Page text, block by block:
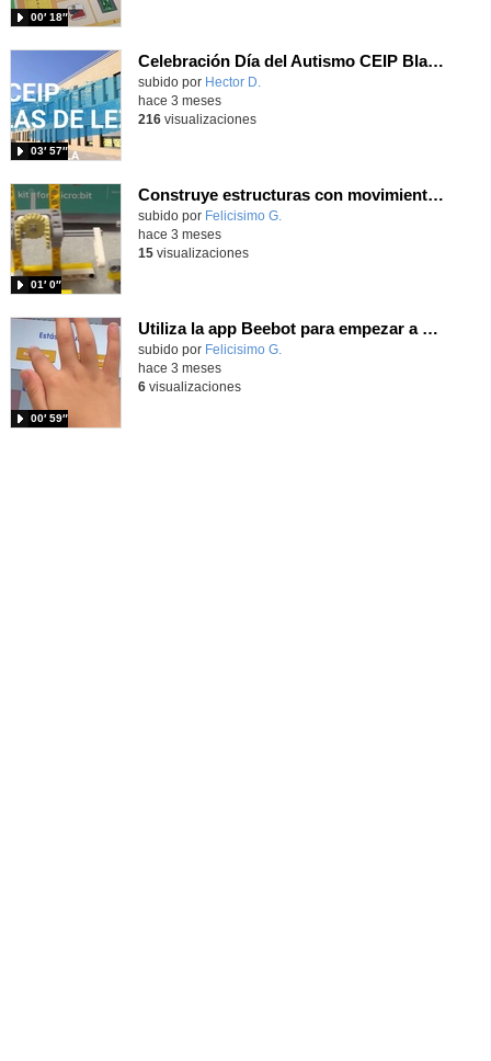
00′ 18″
Celebración Día del Autismo CEIP Blas de Lezo
subido por Hector D.
03′ 57″
hace 3 meses
216visualizaciones
Construye estructuras con movimiento con Nezha de un modo desenchufado con los alumnos/as de tercero
Contenido educativo.
subido por Felicisimo G.
01′ 0″
hace 3 meses
15visualizaciones
Utiliza la app Beebot para empezar a programar el movimiento de tu Beebot superando retos
Contenido educativo.
subido por Felicisimo G.
00′ 59″
hace 3 meses
6visualizaciones